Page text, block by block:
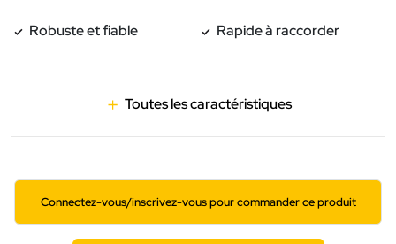
Robuste et fiable Rapide à raccorder
Toutes les caractéristiques
Connectez-vous/inscrivez-vous pour commander ce produit